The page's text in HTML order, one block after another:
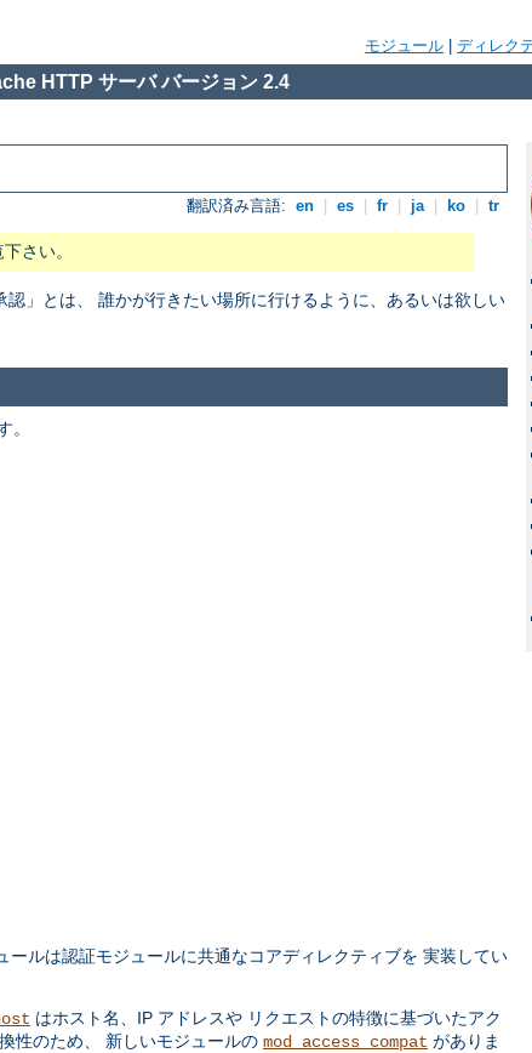
モジュール ディレク
HTTP サーバ バージョン 2.4
翻訳済み言語: en es fr ja ko tr
さい。
」とは、 誰かが行きたい場所に行けるように、あるいは欲しい
。
ールは認証モジュールに共通なコアディレクティブを 実装してい
はホスト名、IP アドレスや リクエストの特徴に基づいたアク
性のため、 新しいモジュールの mod_access_compat がありま